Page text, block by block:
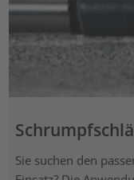
Sie suchen den